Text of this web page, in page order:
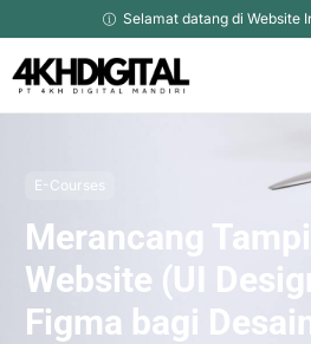
Selamat datang di Website
E-Courses
Merancang
Website (UI
Figma bagi